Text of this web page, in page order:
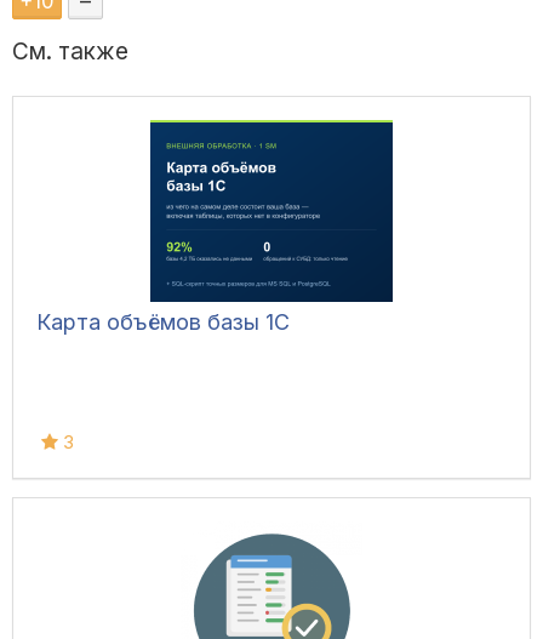
См. также
Карта объёмов базы 1С
3